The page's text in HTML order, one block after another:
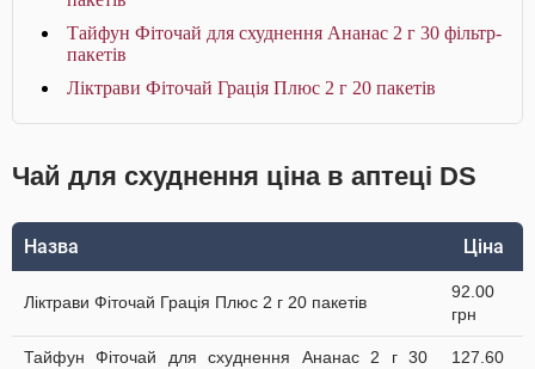
Тайфун Фіточай для схуднення Ананас 2 г 30 фільтр-
пакетів
Ліктрави Фіточай Грація Плюс 2 г 20 пакетів
Чай для схуднення ціна в аптеці DS
Назва Ціна
Ліктрави Фіточай Грація Плюс 2 г 20 пакетів
92.00
грн
Тайфун Фіточай для схуднення Ананас 2 г 30
127.60